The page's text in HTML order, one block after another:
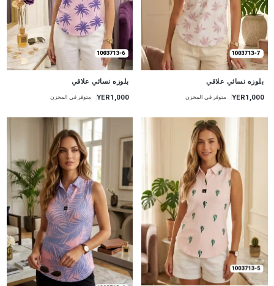
بلوزه نسائي علاقي
YER1,000 متوفر في المخزن
بلوزه نسائي علاقي
YER1,000 متوفر في المخزن